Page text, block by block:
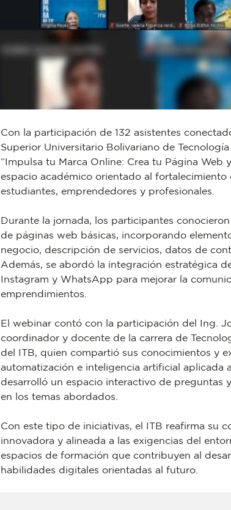
Con la participación de 132 asistentes
Superior Universitario Bolivariano de
“Impulsa tu Marca Online: Crea tu Página Web
espacio académico orientado al
estudiantes, emprendedores y profesionales.
Durante la jornada, los participantes
de páginas web básicas, incorporando
negocio, descripción de servicios, datos de
Además, se abordó la integración estratégica
Instagram y WhatsApp para mejorar la
emprendimientos.
El webinar contó con la participación del Ing.
coordinador y docente de la carrera de
del ITB, quien compartió sus conocimientos y
automatización e inteligencia artificial aplicada
desarrolló un espacio interactivo de preguntas
en los temas abordados.
Con este tipo de iniciativas, el ITB reafirma su
innovadora y alineada a las exigencias del
espacios de formación que contribuyen al
habilidades digitales orientadas al futuro.